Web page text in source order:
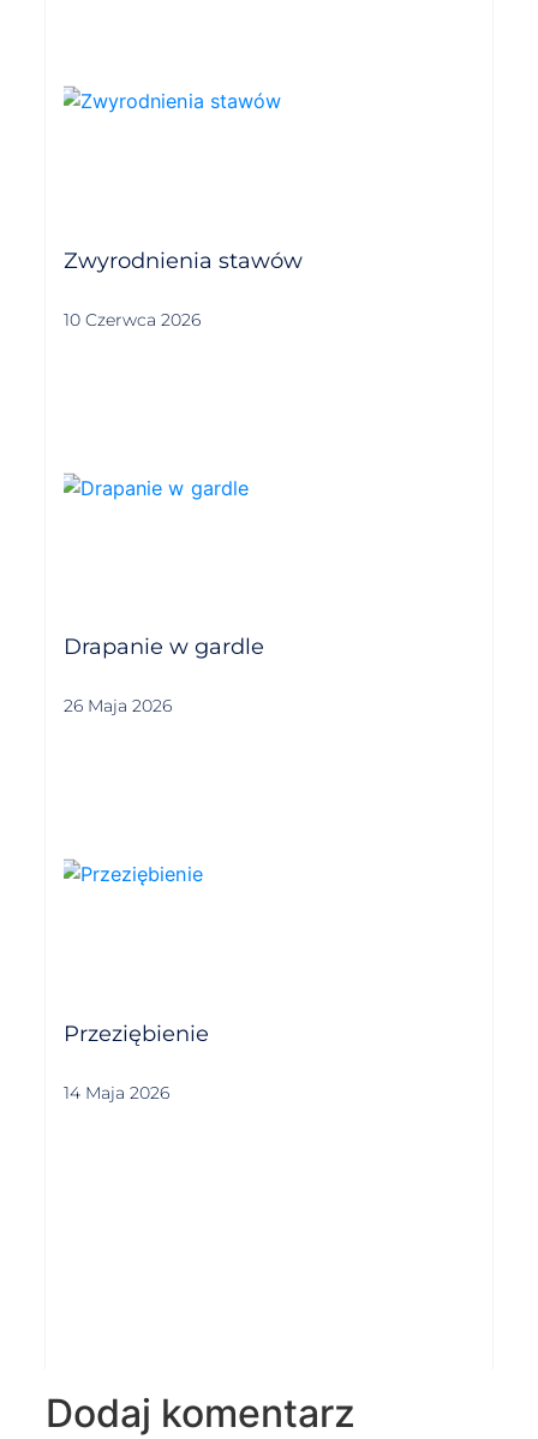
Zwyrodnienia stawów
10 Czerwca 2026
Drapanie w gardle
26 Maja 2026
Przeziębienie
14 Maja 2026
Dodaj komentarz